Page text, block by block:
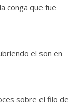
conga que fue
el son en
sobre el filo de